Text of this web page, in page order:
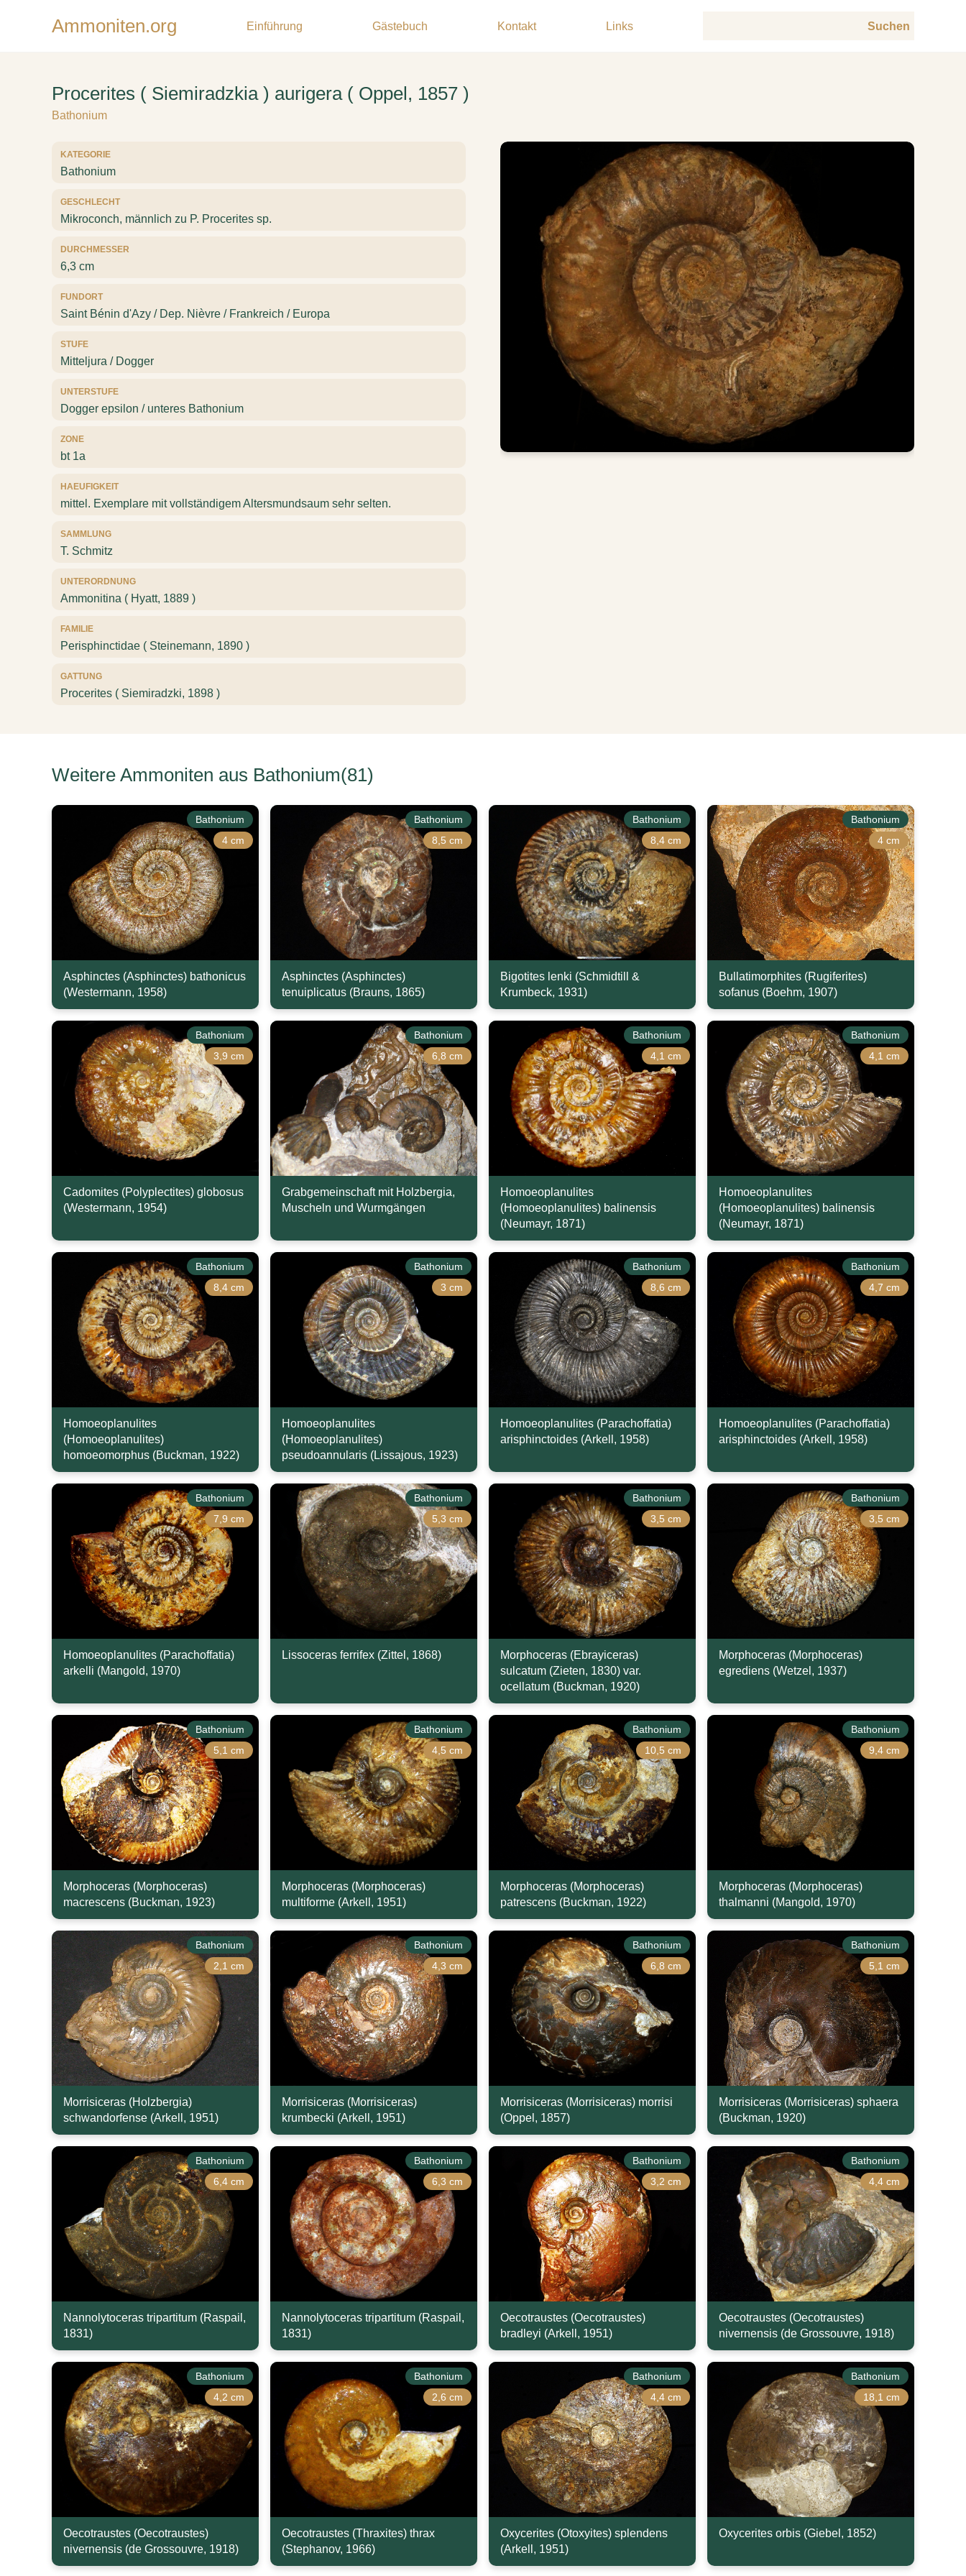
Ammoniten.org Einführung Gästebuch Kontakt Links
Procerites ( Siemiradzkia ) aurigera ( Oppel, 1857 )
Bathonium
KATEGORIE
Bathonium
GESCHLECHT
Mikroconch, männlich zu P. Procerites sp.
DURCHMESSER
6,3 cm
FUNDORT
Saint Bénin d'Azy / Dep. Nièvre / Frankreich / Europa
STUFE
Mitteljura / Dogger
UNTERSTUFE
Dogger epsilon / unteres Bathonium
ZONE
bt 1a
HAEUFIGKEIT
mittel. Exemplare mit vollständigem Altersmundsaum sehr selten.
SAMMLUNG
T. Schmitz
UNTERORDNUNG
Ammonitina ( Hyatt, 1889 )
FAMILIE
Perisphinctidae ( Steinemann, 1890 )
GATTUNG
Procerites ( Siemiradzki, 1898 )
Weitere Ammoniten aus Bathonium(81)
Bathonium
4 cm
Asphinctes (Asphinctes) bathonicus
(Westermann, 1958)
Bathonium
8,5 cm
Asphinctes (Asphinctes)
tenuiplicatus (Brauns, 1865)
Bathonium
8,4 cm
Bigotites lenki (Schmidtill &
Krumbeck, 1931)
Bathonium
4 cm
Bullatimorphites (Rugiferites)
sofanus (Boehm, 1907)
Bathonium
3,9 cm
Cadomites (Polyplectites) globosus
(Westermann, 1954)
Bathonium
6,8 cm
Grabgemeinschaft mit Holzbergia,
Muscheln und Wurmgängen
Bathonium
4,1 cm
Homoeoplanulites
(Homoeoplanulites) balinensis
(Neumayr, 1871)
Bathonium
4,1 cm
Homoeoplanulites
(Homoeoplanulites) balinensis
(Neumayr, 1871)
Bathonium
8,4 cm
Homoeoplanulites
(Homoeoplanulites)
homoeomorphus (Buckman, 1922)
Bathonium
3 cm
Homoeoplanulites
(Homoeoplanulites)
pseudoannularis (Lissajous, 1923)
Bathonium
8,6 cm
Homoeoplanulites (Parachoffatia)
arisphinctoides (Arkell, 1958)
Bathonium
4,7 cm
Homoeoplanulites (Parachoffatia)
arisphinctoides (Arkell, 1958)
Bathonium
7,9 cm
Homoeoplanulites (Parachoffatia)
arkelli (Mangold, 1970)
Bathonium
5,3 cm
Lissoceras ferrifex (Zittel, 1868)
Bathonium
3,5 cm
Morphoceras (Ebrayiceras)
sulcatum (Zieten, 1830) var.
ocellatum (Buckman, 1920)
Bathonium
3,5 cm
Morphoceras (Morphoceras)
egrediens (Wetzel, 1937)
Bathonium
5,1 cm
Morphoceras (Morphoceras)
macrescens (Buckman, 1923)
Bathonium
4,5 cm
Morphoceras (Morphoceras)
multiforme (Arkell, 1951)
Bathonium
10,5 cm
Morphoceras (Morphoceras)
patrescens (Buckman, 1922)
Bathonium
9,4 cm
Morphoceras (Morphoceras)
thalmanni (Mangold, 1970)
Bathonium
2,1 cm
Morrisiceras (Holzbergia)
schwandorfense (Arkell, 1951)
Bathonium
4,3 cm
Morrisiceras (Morrisiceras)
krumbecki (Arkell, 1951)
Bathonium
6,8 cm
Morrisiceras (Morrisiceras) morrisi
(Oppel, 1857)
Bathonium
5,1 cm
Morrisiceras (Morrisiceras) sphaera
(Buckman, 1920)
Bathonium
6,4 cm
Nannolytoceras tripartitum (Raspail,
1831)
Bathonium
6,3 cm
Nannolytoceras tripartitum (Raspail,
1831)
Bathonium
3,2 cm
Oecotraustes (Oecotraustes)
bradleyi (Arkell, 1951)
Bathonium
4,4 cm
Oecotraustes (Oecotraustes)
nivernensis (de Grossouvre, 1918)
Bathonium
4,2 cm
Oecotraustes (Oecotraustes)
nivernensis (de Grossouvre, 1918)
Bathonium
2,6 cm
Oecotraustes (Thraxites) thrax
(Stephanov, 1966)
Bathonium
4,4 cm
Oxycerites (Otoxyites) splendens
(Arkell, 1951)
Bathonium
18,1 cm
Oxycerites orbis (Giebel, 1852)